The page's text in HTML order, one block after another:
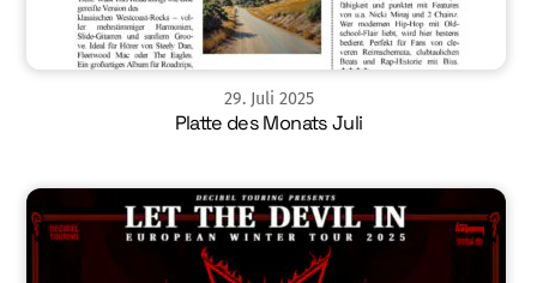
29. Juli 2025
Platte des Monats Juli